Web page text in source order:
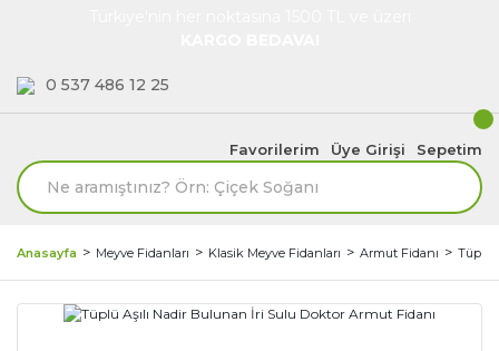
0 537 486 12 25
Favorilerim Üye Girişi Sepetim
Anasayfa Meyve Fidanları Klasik Meyve Fidanları Armut Fidanı Tüplü